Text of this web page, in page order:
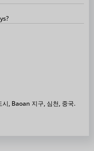
, Baoan 지구, 심천, 중국.